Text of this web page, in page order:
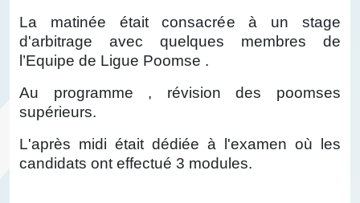
La matinée était consacrée à un stage
d'arbitrage avec quelques membres de
l’Equipe de Ligue Poomse .
Au programme , révision des poomses
supérieurs.
L'après midi était dédiée à l'examen où les
candidats ont effectué 3 modules.